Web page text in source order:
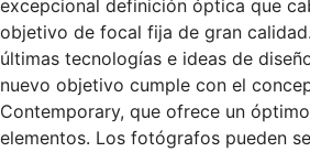
excepcional definición óptica que
objetivo de focal fija de gran
últimas tecnologías e ideas de
nuevo objetivo cumple con el
Contemporary, que ofrece un
elementos. Los fotógrafos pueden